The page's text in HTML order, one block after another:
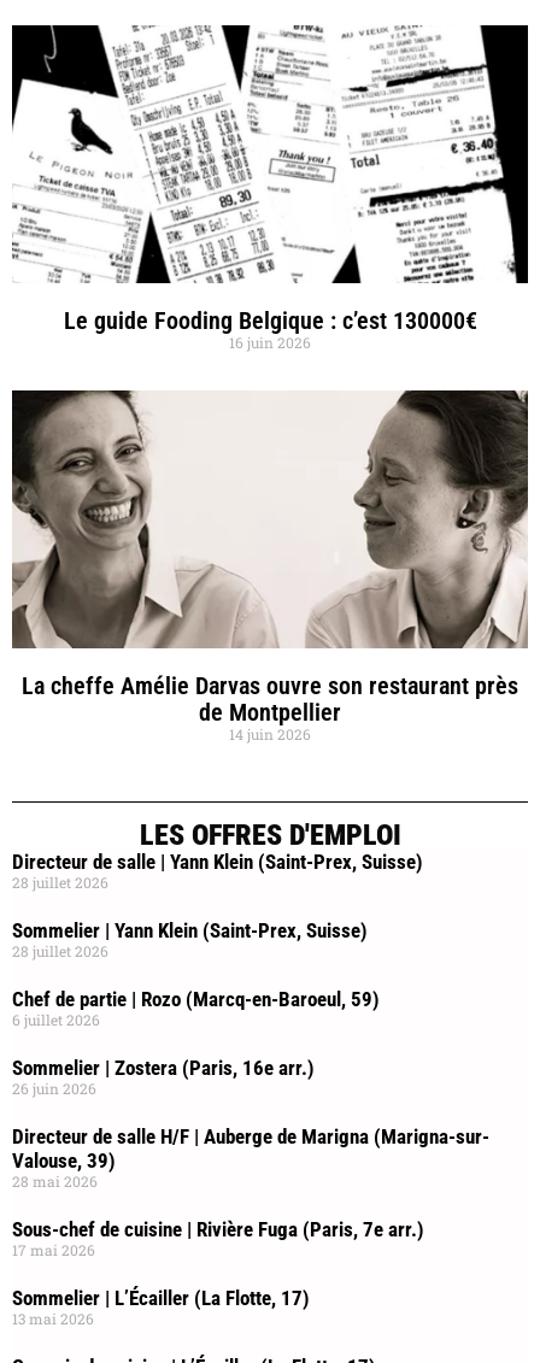
Le guide Fooding Belgique : c’est 130000€
16 juin 2026
La cheffe Amélie Darvas ouvre son restaurant près
de Montpellier
14 juin 2026
LES OFFRES D'EMPLOI
Directeur de salle | Yann Klein (Saint-Prex, Suisse)
28 juillet 2026
Sommelier | Yann Klein (Saint-Prex, Suisse)
28 juillet 2026
Chef de partie | Rozo (Marcq-en-Baroeul, 59)
6 juillet 2026
Sommelier | Zostera (Paris, 16e arr.)
26 juin 2026
Directeur de salle H/F | Auberge de Marigna (Marigna-sur-
Valouse, 39)
28 mai 2026
Sous-chef de cuisine | Rivière Fuga (Paris, 7e arr.)
17 mai 2026
Sommelier | L’Écailler (La Flotte, 17)
13 mai 2026